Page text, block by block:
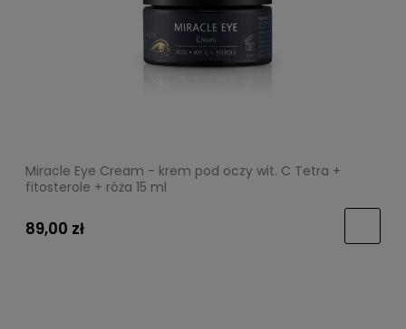
Miracle Eye Cream - krem pod oczy wit. C Tetra +
fitosterole + róża 15 ml
89,00 zł